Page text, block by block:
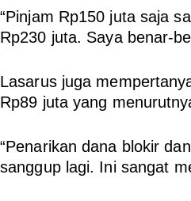
“Pinjam Rp150 juta saja
Rp230 juta. Saya benar-
Lasarus juga
Rp89 juta yang
“Penarikan dana blokir
sanggup lagi. Ini sangat